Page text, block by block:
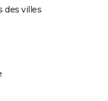
des villes